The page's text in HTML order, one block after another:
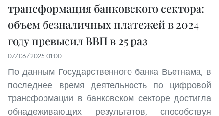
трансформация банковского сектора:
объем безналичных платежей в 2024
году превысил ВВП в 25 раз
07/06/2025 01:00
По данным Государственного банка Вьетнама, в
последнее время деятельность по цифровой
трансформации в банковском секторе достигла
обнадеживающих результатов, способствуя